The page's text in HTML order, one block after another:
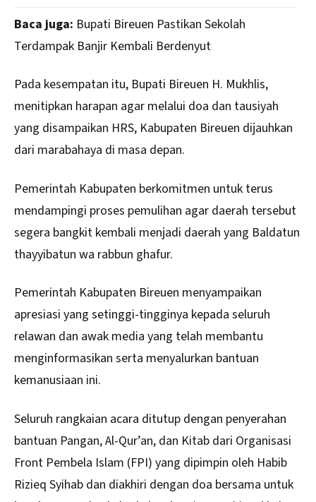
Baca juga: Bupati Bireuen Pastikan Sekolah
Terdampak Banjir Kembali Berdenyut
Pada kesempatan itu, Bupati Bireuen H. Mukhlis,
menitipkan harapan agar melalui doa dan tausiyah
yang disampaikan HRS, Kabupaten Bireuen dijauhkan
dari marabahaya di masa depan.
Pemerintah Kabupaten berkomitmen untuk terus
mendampingi proses pemulihan agar daerah tersebut
segera bangkit kembali menjadi daerah yang Baldatun
thayyibatun wa rabbun ghafur.
Pemerintah Kabupaten Bireuen menyampaikan
apresiasi yang setinggi-tingginya kepada seluruh
relawan dan awak media yang telah membantu
menginformasikan serta menyalurkan bantuan
kemanusiaan ini.
Seluruh rangkaian acara ditutup dengan penyerahan
bantuan Pangan, Al-Qur’an, dan Kitab dari Organisasi
Front Pembela Islam (FPI) yang dipimpin oleh Habib
Rizieq Syihab dan diakhiri dengan doa bersama untuk